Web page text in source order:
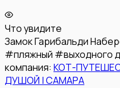
Что увидите
Замок Гарибальди
#пляжный #выходного
компания: КОТ-
ДУШОЙ | САМАРА